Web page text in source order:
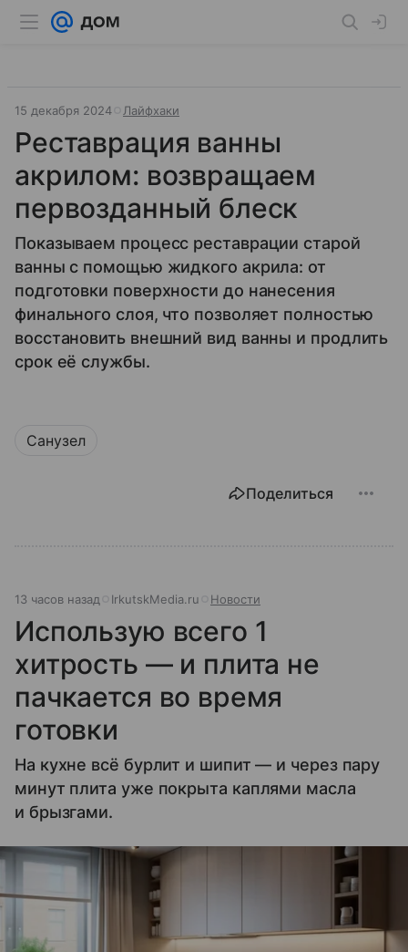
15 декабря 2024 Лайфхаки
Реставрация ванны
акрилом: возвращаем
первозданный блеск
Показываем процесс реставрации старой
ванны с помощью жидкого акрила: от
подготовки поверхности до нанесения
финального слоя, что позволяет полностью
восстановить внешний вид ванны и продлить
срок её службы.
Санузел
Поделиться
13 часов назад IrkutskMedia.ru Новости
Использую всего 1
хитрость — и плита не
пачкается во время
готовки
На кухне всё бурлит и шипит — и через пару
минут плита уже покрыта каплями масла
и брызгами.